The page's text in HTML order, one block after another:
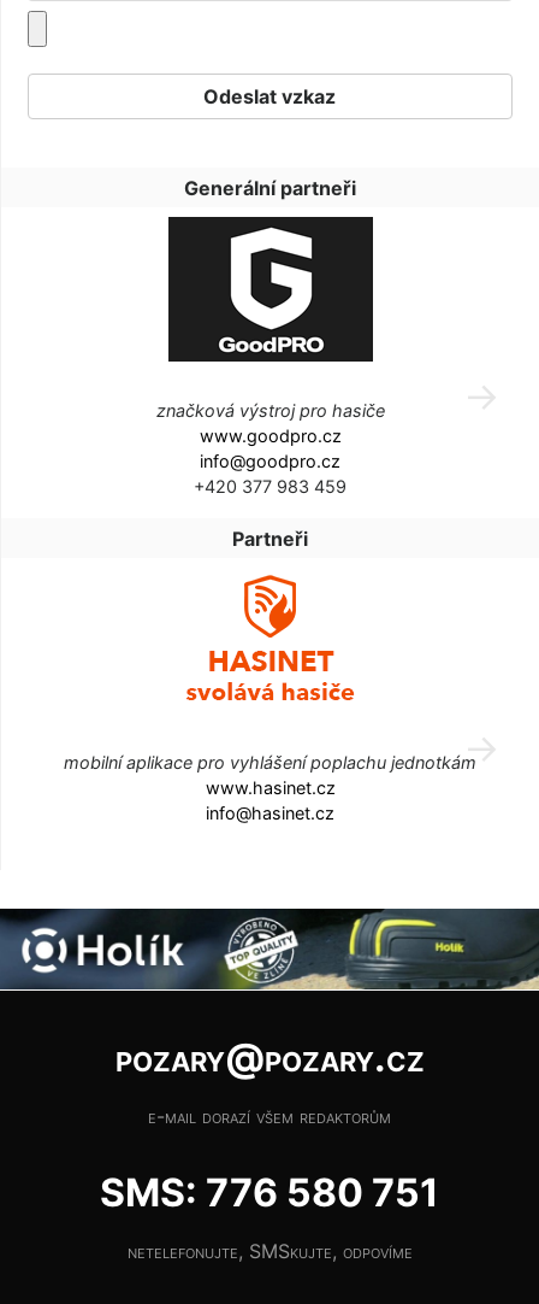
Generální partneři
značková výstroj pro hasiče
www.goodpro.cz
info@goodpro.cz
+420 377 983 459
Partneři
mobilní aplikace pro vyhlášení poplachu jednotkám
www.hasinet.cz
info@hasinet.cz
pozary@pozary.cz
e-mail dorazí všem redaktorům
SMS: 776 580 751
netelefonujte, SMSkujte, odpovíme